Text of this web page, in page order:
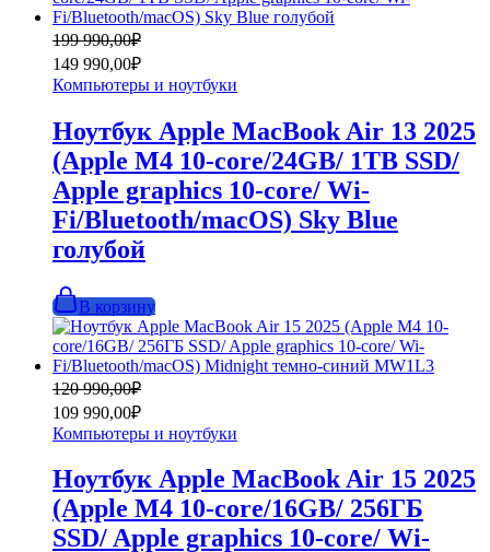
199 990,00₽
Первоначальная
цена
составляла
199
149 990,00₽
Текущая
цена:
149
990,00₽.
Компьютеры и ноутбуки
Ноутбук Apple MacBook Air 13 2025
(Apple M4 10-core/24GB/ 1TB SSD/
Apple graphics 10-core/ Wi-
Fi/Bluetooth/macOS) Sky Blue
голубой
В корзину
120 990,00₽
Первоначальная
цена
составляла
120
990,00₽.
109 990,00₽
Текущая
цена:
109
990,00₽.
Компьютеры и ноутбуки
Ноутбук Apple MacBook Air 15 2025
(Apple M4 10-core/16GB/ 256ГБ
SSD/ Apple graphics 10-core/ Wi-